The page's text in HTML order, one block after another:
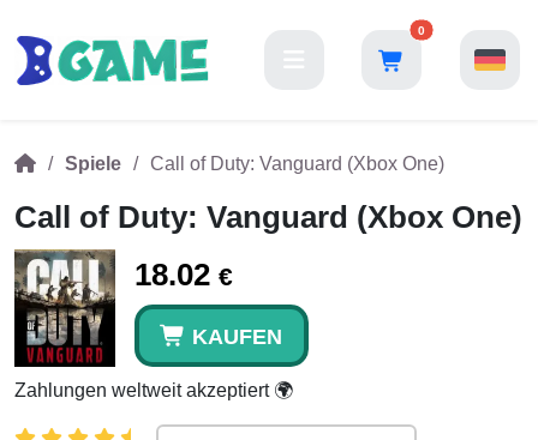
0
Spiele Call of Duty: Vanguard (Xbox One)
Call of Duty: Vanguard (Xbox One)
18.02 €
KAUFEN
Zahlungen weltweit akzeptiert 🌍